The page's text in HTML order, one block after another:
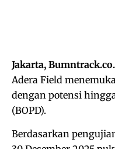
Jakarta,
Adera Field
dengan potensi
(BOPD).
Berdasarkan